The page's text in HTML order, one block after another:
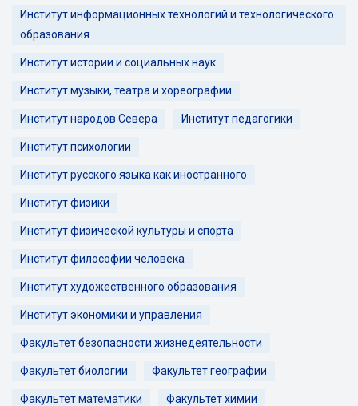
Институт информационных технологий и технологического
образования
Институт истории и социальных наук
Институт музыки, театра и хореографии
Институт народов Севера Институт педагогики
Институт психологии
Институт русского языка как иностранного
Институт физики
Институт физической культуры и спорта
Институт философии человека
Институт художественного образования
Институт экономики и управления
Факультет безопасности жизнедеятельности
Факультет биологии Факультет географии
Факультет математики Факультет химии